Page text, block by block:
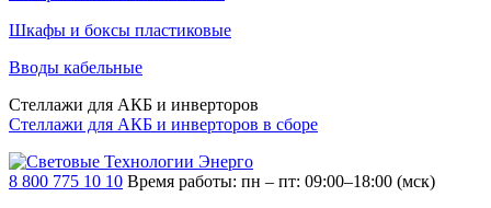
Шкафы и боксы пластиковые
Вводы кабельные
Стеллажи для АКБ и инверторов
Стеллажи для АКБ и инверторов в сборе
8 800 775 10 10 Время работы: пн – пт: 09:00–18:00 (мск)